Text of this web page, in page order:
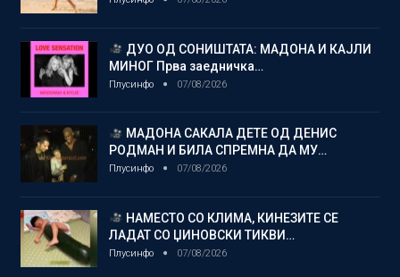
ДУО ОД СОНИШТАТА: МАДОНА И КАЈЛИ
МИНОГ Прва заедничка…
Плусинфо 07/08/2026
МАДОНА САКАЛА ДЕТЕ ОД ДЕНИС
РОДМАН И БИЛА СПРЕМНА ДА МУ…
Плусинфо 07/08/2026
НАМЕСТО СО КЛИМА, КИНЕЗИТЕ СЕ
ЛАДАТ СО ЏИНОВСКИ ТИКВИ…
Плусинфо 07/08/2026